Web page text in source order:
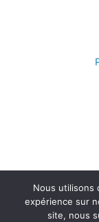
Nous utilisons
expérience sur
site, nous